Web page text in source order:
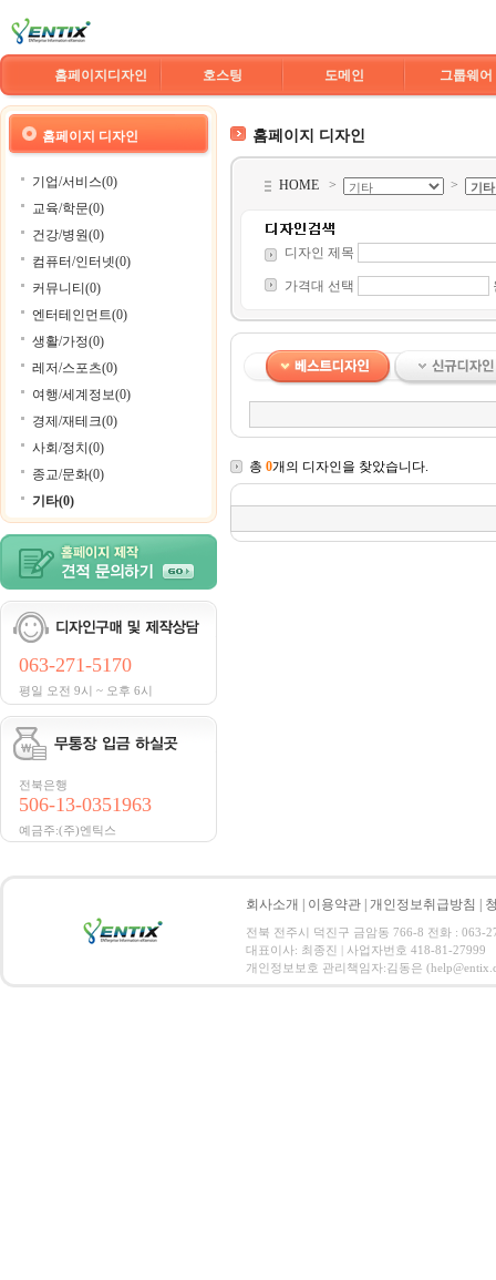
홈페이지디자인 호스팅 도메인 그룹웨어
홈페이지 디자인
기업/서비스(0)
교육/학문(0)
건강/병원(0)
컴퓨터/인터넷(0)
커뮤니티(0)
엔터테인먼트(0)
생활/가정(0)
레저/스포츠(0)
여행/세계정보(0)
경제/재테크(0)
사회/정치(0)
종교/문화(0)
기타(0)
063-271-5170
평일 오전 9시 ~ 오후 6시
전북은행
506-13-0351963
예금주:(주)엔틱스
홈페이지 디자인
HOME > >
디자인 제목
가격대 선택
총 0개의 디자인을 찾았습니다.
회사소개 이용약관 개인정보취급방침
전북 전주시 덕진구 금암동 766-8 전화 : 063-
대표이사: 최종진 | 사업자번호 418-81-27999
개인정보보호 관리책임자:김동은